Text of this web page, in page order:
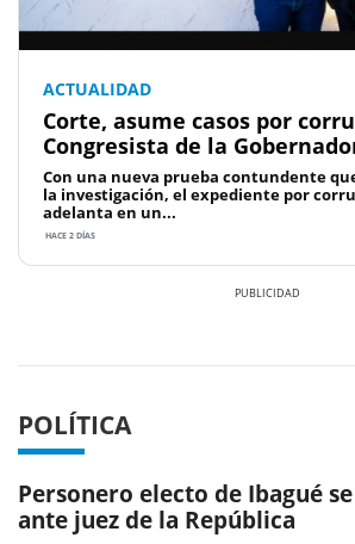
ACTUALIDAD
Corte, asume casos por
Congresista de la
Con una nueva prueba contundente
la investigación, el expediente por
adelanta en un...
HACE 2 DÍAS
POLÍTICA
Personero electo de Ibagué
ante juez de la República